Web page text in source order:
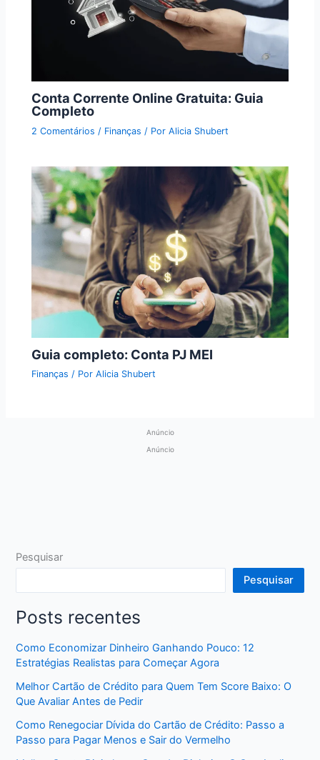
Conta Corrente Online Gratuita: Guia
Completo
2 Comentários / Finanças / PorAlicia Shubert
Guia completo: Conta PJ MEI
Finanças / PorAlicia Shubert
Anúncio
Anúncio
Pesquisar
Pesquisar
Posts recentes
Como Economizar Dinheiro Ganhando Pouco: 12
Estratégias Realistas para Começar Agora
Melhor Cartão de Crédito para Quem Tem Score Baixo: O
Que Avaliar Antes de Pedir
Como Renegociar Dívida do Cartão de Crédito: Passo a
Passo para Pagar Menos e Sair do Vermelho